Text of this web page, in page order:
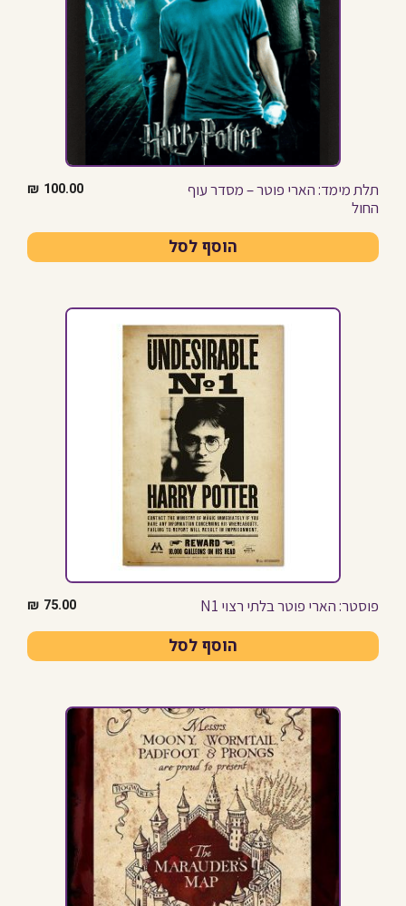
תלת מימד: הארי פוטר – מסדר עוף
החול
100.00
₪
הוסף לסל
פוסטר: הארי פוטר בלתי רצוי N1 75.00
₪
הוסף לסל